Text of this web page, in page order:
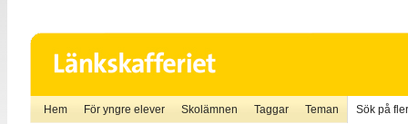
Hem För yngre elever Skolämnen Taggar Teman Sök på